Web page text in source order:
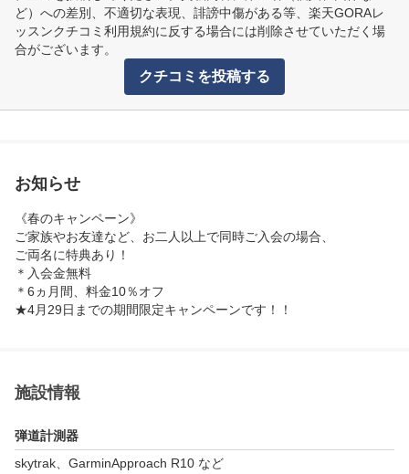
ど）への差別、不適切な表現、誹謗中傷がある等、楽天GORAレ
ッスンクチコミ利用規約に反する場合には削除させていただく場
合がございます。
クチコミを投稿する
お知らせ
《春のキャンペーン》
ご家族やお友達など、お二人以上で同時ご入会の場合、
ご両名に特典あり！
＊入会金無料
＊6ヵ月間、料金10％オフ
★4月29日までの期間限定キャンペーンです！！
施設情報
弾道計測器
skytrak、GarminApproach R10 など